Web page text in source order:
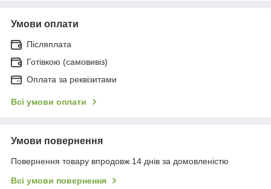
Умови оплати
Післяплата
Готівкою (самовивіз)
Оплата за реквізитами
Всі умови оплати
Умови повернення
Повернення товару впродовж 14 днів за домовленістю
Всі умови повернення